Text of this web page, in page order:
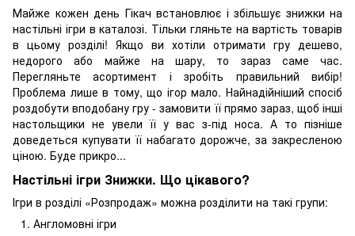
Майже кожен день Гікач встановлює і збільшує знижки на
настільні ігри в каталозі. Тільки гляньте на вартість товарів
в цьому розділі! Якщо ви хотіли отримати гру дешево,
недорого або майже на шару, то зараз саме час.
Перегляньте асортимент і зробіть правильний вибір!
Проблема лише в тому, що ігор мало. Найнадійніший спосіб
роздобути вподобану гру - замовити її прямо зараз, щоб інші
настольщики не увели її у вас з-під носа. А то пізніше
доведеться купувати її набагато дорожче, за закресленою
ціною. Буде прикро...
Настільні ігри Знижки. Що цікавого?
Ігри в розділі «Розпродаж» можна розділити на такі групи:
Англомовні ігри